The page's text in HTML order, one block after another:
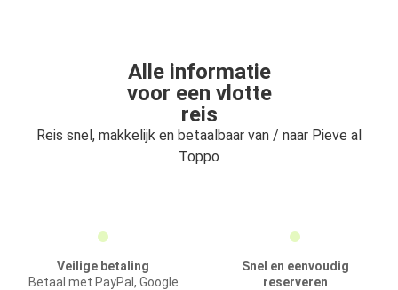
Alle informatie
voor een vlotte
reis
Reis snel, makkelijk en betaalbaar van / naar Pieve al
Toppo
Veilige betaling
Betaal met PayPal, Google
Snel en eenvoudig
reserveren